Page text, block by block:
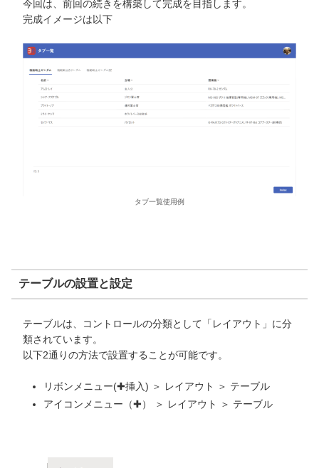
今回は、前回の続きを構築して完成を目指します。
完成イメージは以下
タブ一覧使用例
テーブルの設置と設定
テーブルは、コントロールの分類として「レイアウト」に分
類されています。
以下2通りの方法で設置することが可能です。
リボンメニュー(✚挿入) ＞ レイアウト ＞ テーブル
アイコンメニュー（✚） ＞ レイアウト ＞ テーブル